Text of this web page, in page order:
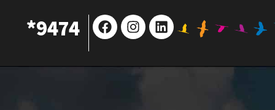
9474* Linkedin
Instagram
Facebook